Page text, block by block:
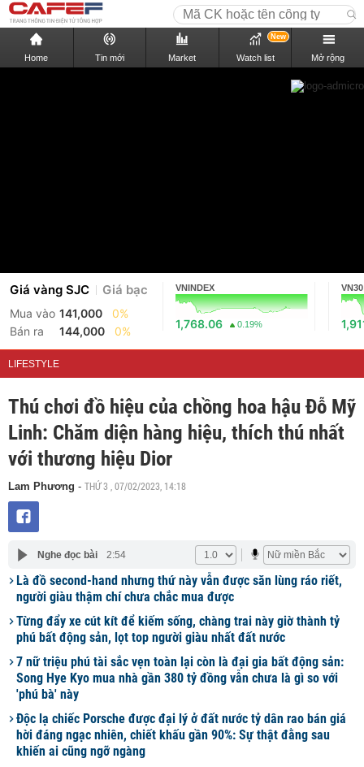
Home Tin mới Market Watch list
New
Mở rộng
Giá vàng SJC Giá bạc
Mua vào 141,000
0%
Bán ra
144,000 0%
VNINDEX
1,768.06 0.19%
VN30
LIFESTYLE
Thú chơi đồ hiệu của chồng hoa hậu Đỗ Mỹ
Linh: Chăm diện hàng hiệu, thích thú nhất
với thương hiệu Dior
Lam Phương - THỨ 3 , 07/02/2023, 14:18
Nghe đọc bài 2:54
Là đồ second-hand nhưng thứ này vẫn được săn lùng ráo riết,
người giàu thậm chí chưa chắc mua được
Từng đẩy xe cút kít để kiếm sống, chàng trai này giờ thành tỷ
phú bất động sản, lọt top người giàu nhất đất nước
7 nữ triệu phú tài sắc vẹn toàn lại còn là đại gia bất động sản:
Song Hye Kyo mua nhà gần 380 tỷ đồng vẫn chưa là gì so với
'phú bà' này
Độc lạ chiếc Porsche được đại lý ở đất nước tỷ dân rao bán giá
hời đáng ngạc nhiên, chiết khấu gần 90%: Sự thật đằng sau
khiến ai cũng ngỡ ngàng